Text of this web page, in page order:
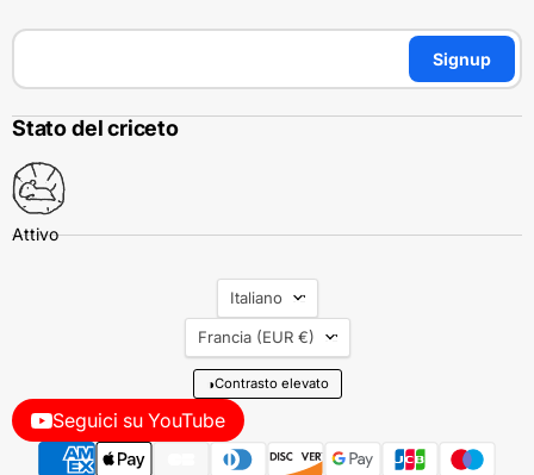
Signup
Stato del criceto
Seguici su YouTube
Lingua
Italiano
Nazione
Francia (EUR €)
◑Contrasto elevato